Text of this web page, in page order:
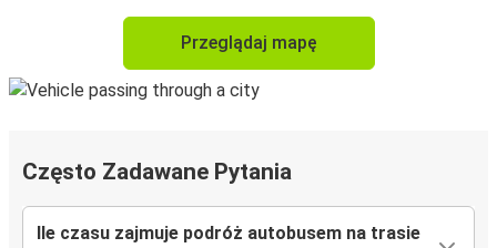
Przeglądaj mapę
Często Zadawane Pytania
Ile czasu zajmuje podróż autobusem na trasie